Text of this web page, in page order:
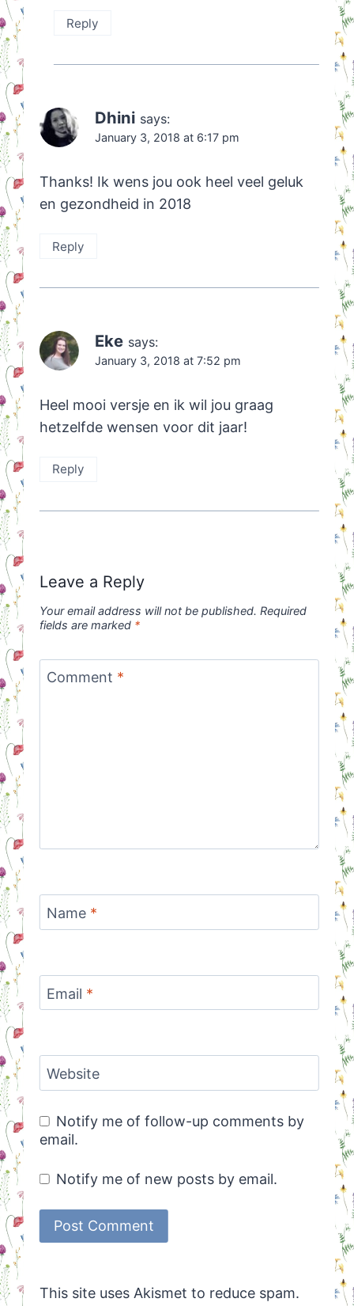
Reply
Dhini says:
January 3, 2018 at 6:17 pm
Thanks! Ik wens jou ook heel veel geluk
en gezondheid in 2018
Reply
Eke says:
January 3, 2018 at 7:52 pm
Heel mooi versje en ik wil jou graag
hetzelfde wensen voor dit jaar!
Reply
Leave a Reply
Your email address will not be published. Required
fields are marked *
Comment *
Name *
Email *
Website
Notify me of follow-up comments by
email.
Notify me of new posts by email.
This site uses Akismet to reduce spam.